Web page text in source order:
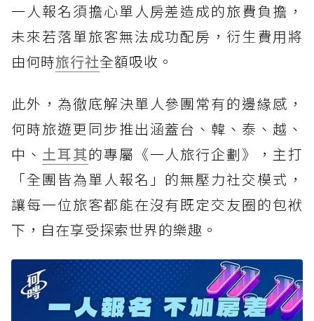
一人報名須擔心單人房差造成的旅費負擔，
未來若落單旅客無法成功配房，衍生費用將
由何時旅行社全額吸收。
此外，為徹底解決單人參團常有的邊緣感，
何時旅遊更同步推出涵蓋台、韓、泰、越、
中、 土耳其的專屬《一人旅行企劃》，主打
「全團皆為單人報名」的無壓力社交模式，
讓每一位旅客都能在沒有既定交友圈的包袱
下，自在享受探索世界的樂趣。